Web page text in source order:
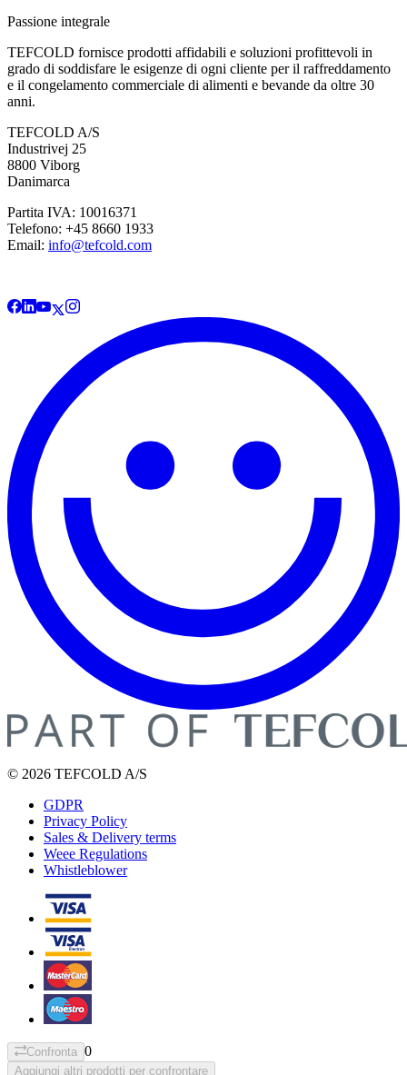
Passione integrale
TEFCOLD fornisce prodotti affidabili e soluzioni profittevoli in
grado di soddisfare le esigenze di ogni cliente per il raffreddamento
e il congelamento commerciale di alimenti e bevande da oltre 30
anni.
TEFCOLD A/S
Industrivej 25
8800 Viborg
Danimarca
Partita IVA: 10016371
Telefono: +45 8660 1933
Email: info@tefcold.com
© 2026 TEFCOLD A/S
GDPR
Privacy Policy
Sales & Delivery terms
Weee Regulations
Whistleblower
Confronta 0
Aggiungi altri prodotti per confrontare